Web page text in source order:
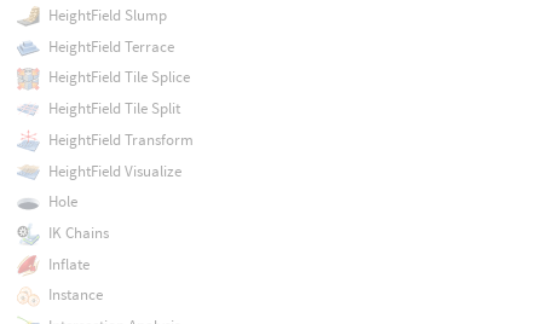
HeightField Slump
HeightField Terrace
HeightField Tile Splice
HeightField Tile Split
HeightField Transform
HeightField Visualize
Hole
IK Chains
Inflate
Instance